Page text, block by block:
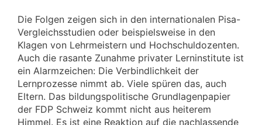
Die Folgen zeigen sich in den internationalen Pisa-
Vergleichsstudien oder beispielsweise in den
Klagen von Lehrmeistern und Hochschuldozenten.
Auch die rasante Zunahme privater Lerninstitute ist
ein Alarmzeichen: Die Verbindlichkeit der
Lernprozesse nimmt ab. Viele spüren das, auch
Eltern. Das bildungspolitische Grundlagenpapier
der FDP Schweiz kommt nicht aus heiterem
Himmel. Es ist eine Reaktion auf die nachlassende